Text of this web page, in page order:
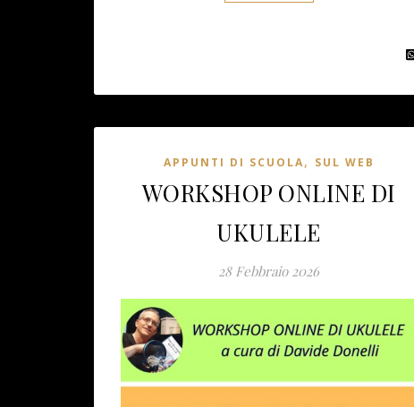
APPUNTI DI SCUOLA, SUL WEB
WORKSHOP ONLINE DI
UKULELE
28 Febbraio 2026